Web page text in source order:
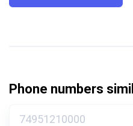
Phone numbers
74951210000